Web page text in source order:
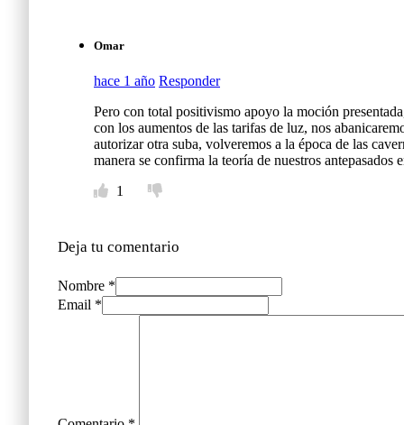
Omar
hace 1 año Responder
Pero con total positivismo apoyo la moción
con los aumentos de las tarifas de luz, nos
autorizar otra suba, volveremos a la época de las
manera se confirma la teoría de nuestros
1
Deja tu comentario
Nombre *
Email *